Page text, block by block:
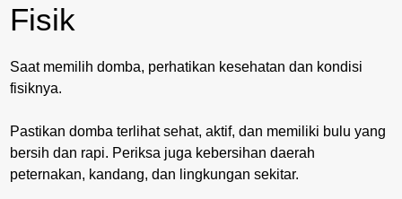
Fisik
Saat memilih domba, perhatikan kesehatan dan kondisi
fisiknya.
Pastikan domba terlihat sehat, aktif, dan memiliki bulu yang
bersih dan rapi. Periksa juga kebersihan daerah
peternakan, kandang, dan lingkungan sekitar.